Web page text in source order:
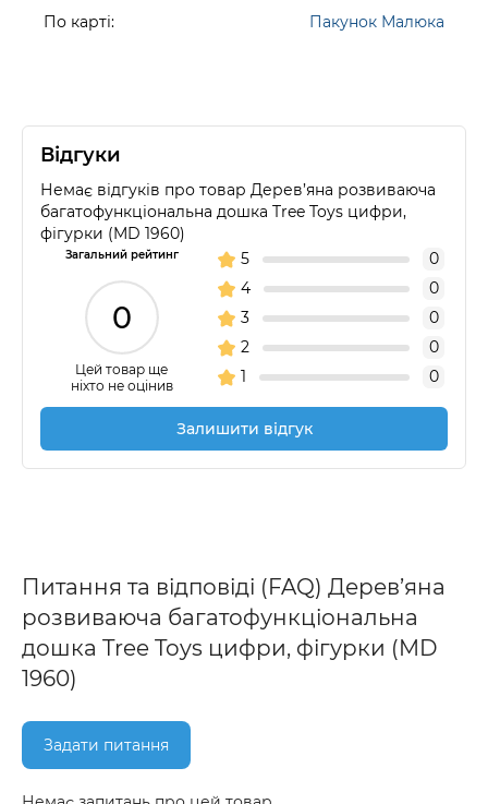
По карті: Пакунок Малюка
Відгуки
Немає відгуків про товар Дерев’яна розвиваюча
багатофункціональна дошка Tree Toys цифри,
фігурки (MD 1960)
Загальний рейтинг
0
Цей товар ще
ніхто не оцінив
5
0
4
0
3
0
2
0
1
0
Залишити відгук
Питання та відповіді (FAQ) Дерев’яна
розвиваюча багатофункціональна
дошка Tree Toys цифри, фігурки (MD
1960)
Задати питання